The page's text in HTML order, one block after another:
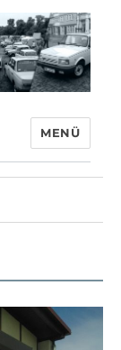
MENÜ